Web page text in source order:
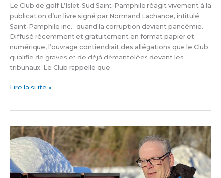
Le Club de golf L’Islet-Sud Saint-Pamphile réagit vivement à la
publication d’un livre signé par Normand Lachance, intitulé
Saint-Pamphile inc. : quand la corruption devient pandémie.
Diffusé récemment et gratuitement en format papier et
numérique, l’ouvrage contiendrait des allégations que le Club
qualifie de graves et de déjà démantelées devant les
tribunaux. Le Club rappelle que
Lire la suite »
Le
Placoteux
réagit
aux
ententes